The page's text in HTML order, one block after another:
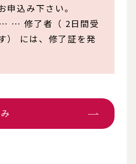
申込み下さい。
… 修了者（ 2日間受
） には、修了証を発